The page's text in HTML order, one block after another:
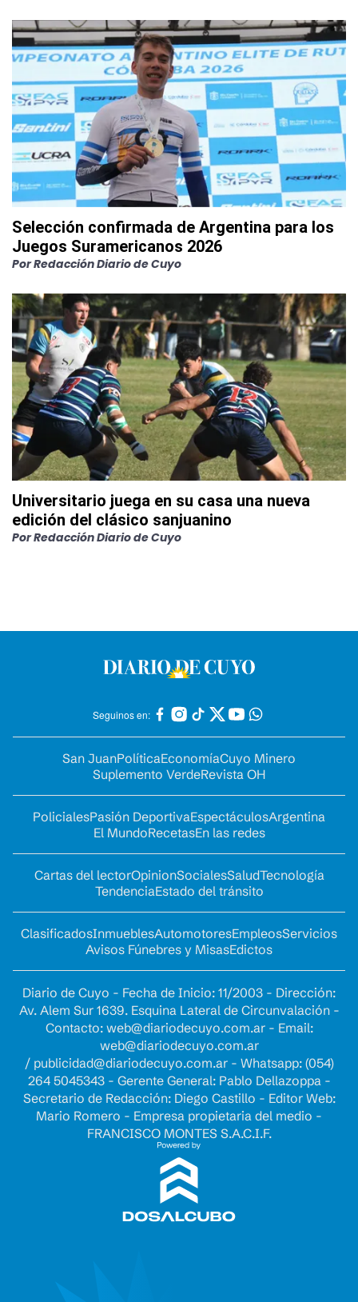
Selección confirmada de Argentina para los
Juegos Suramericanos 2026
PorRedacción Diario de Cuyo
Universitario juega en su casa una nueva
edición del clásico sanjuanino
PorRedacción Diario de Cuyo
Seguinos en:
San JuanPolíticaEconomíaCuyo Minero
Suplemento VerdeRevista OH
PolicialesPasión DeportivaEspectáculosArgentina
El MundoRecetasEn las redes
Cartas del lectorOpinionSocialesSaludTecnología
TendenciaEstado del tránsito
ClasificadosInmueblesAutomotoresEmpleosServicios
Avisos Fúnebres y MisasEdictos
Diario de Cuyo - Fecha de Inicio: 11/2003 - Dirección:
Av. Alem Sur 1639. Esquina Lateral de Circunvalación -
Contacto: web@diariodecuyo.com.ar- Email:
web@diariodecuyo.com.ar
/ publicidad@diariodecuyo.com.ar- Whatsapp: (054)
264 5045343 - Gerente General: Pablo Dellazoppa -
Secretario de Redacción: Diego Castillo - Editor Web:
Mario Romero - Empresa propietaria del medio -
FRANCISCO MONTES S.A.C.I.F.